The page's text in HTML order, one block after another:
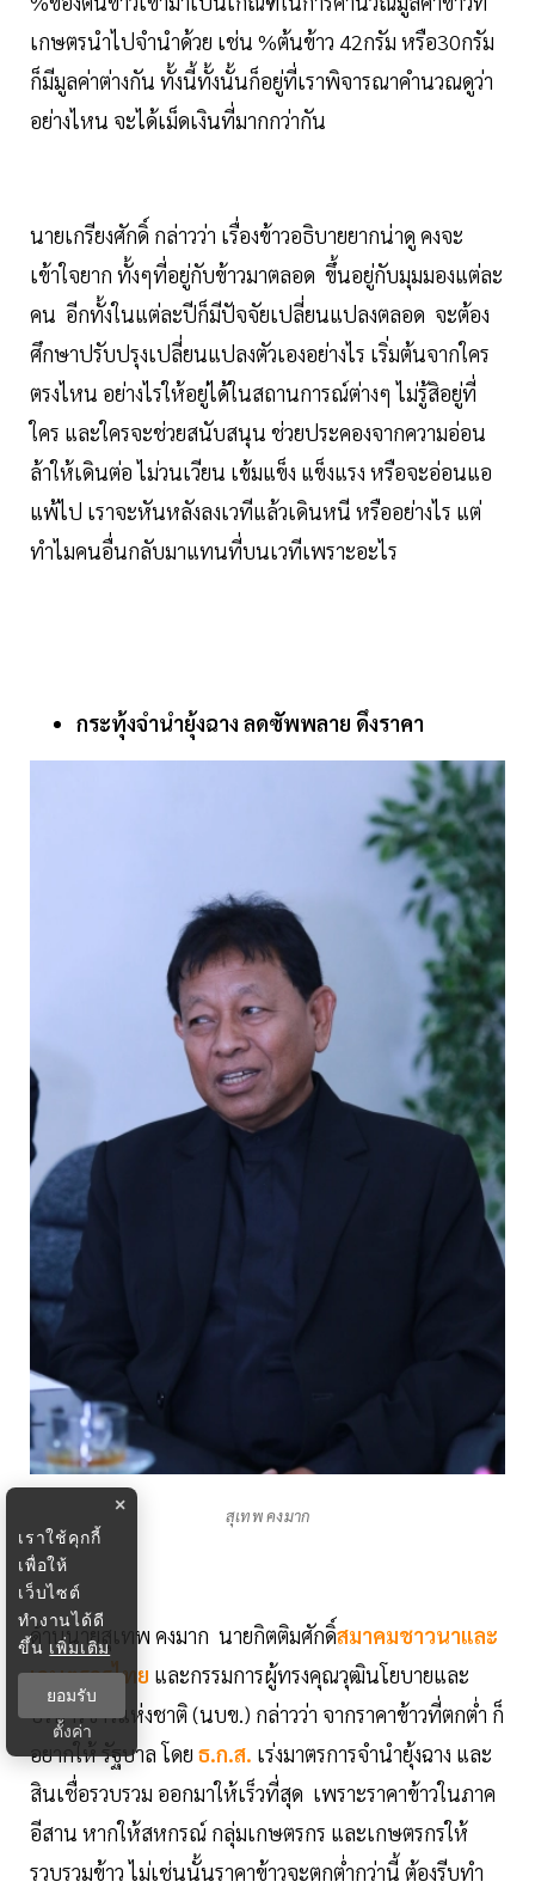
เกษตรนำไปจำนำด้วย เช่น %ต้นข้าว 42กรัม หรือ30กรัม
ก็มีมูลค่าต่างกัน ทั้งนี้ทั้งนั้นก็อยู่ที่เราพิจารณาคำนวณดูว่า
อย่างไหน จะได้เม็ดเงินที่มากกว่ากัน
นายเกรียงศักดิ์ กล่าวว่า เรื่องข้าวอธิบายยากน่าดู คงจะ
เข้าใจยาก ทั้งๆที่อยู่กับข้าวมาตลอด ขึ้นอยู่กับมุมมองแต่ละ
คน อีกทั้งในแต่ละปีก็มีปัจจัยเปลี่ยนแปลงตลอด จะต้อง
ศึกษาปรับปรุงเปลี่ยนแปลงตัวเองอย่างไร เริ่มต้นจากใคร
ตรงไหน อย่างไรให้อยู่ได้ในสถานการณ์ต่างๆ ไม่รู้สิอยู่ที่
ใคร และใครจะช่วยสนับสนุน ช่วยประคองจากความอ่อน
ล้าให้เดินต่อ ไม่วนเวียน เข้มแข็ง แข็งแรง หรือจะอ่อนแอ
แพ้ไป เราจะหันหลังลงเวทีแล้วเดินหนี หรืออย่างไร แต่
ทำไมคนอื่นกลับมาแทนที่บนเวทีเพราะอะไร
กระทุ้งจำนำยุ้งฉาง ลดซัพพลาย ดึงราคา
สุเทพ คงมาก
ด้านนายสุเทพ คงมาก นายกิตติมศักดิ์สมาคมชาวนาและ
เกษตรกรไทย และกรรมการผู้ทรงคุณวุฒินโยบายและ
บริหารข้าวแห่งชาติ (นบข.) กล่าวว่า จากราคาข้าวที่ตกต่ำ ก็
อยากให้ รัฐบาล โดย ธ.ก.ส. เร่งมาตรการจำนำยุ้งฉาง และ
สินเชื่อรวบรวม ออกมาให้เร็วที่สุด เพราะราคาข้าวในภาค
อีสาน หากให้สหกรณ์ กลุ่มเกษตรกร และเกษตรกรให้
รวบรวมข้าว ไม่เช่นนั้นราคาข้าวจะตกต่ำกว่านี้ ต้องรีบทำ
×
เราใช้คุกกี้
เพื่อให้
เว็บไซต์
ทำงานได้ดี
ขึ้นเพิ่มเติม
ยอมรับ
ตั้งค่า